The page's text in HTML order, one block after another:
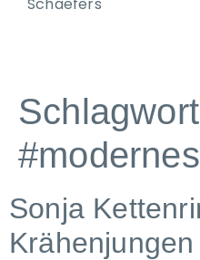
Sonja
Krähenjungen